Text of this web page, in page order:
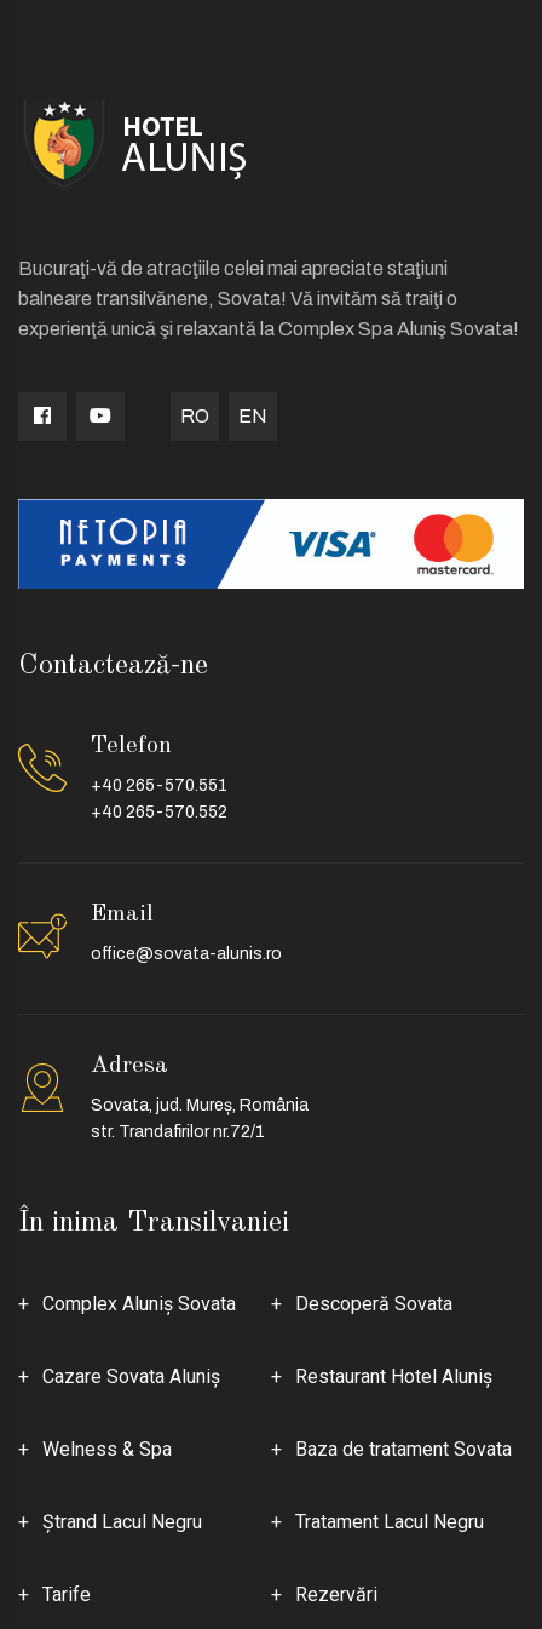
Bucuraţi-vă de atracţiile celei mai apreciate staţiuni
balneare transilvănene, Sovata! Vă invităm să traiţi o
experienţă unică şi relaxantă la Complex Spa Aluniş Sovata!
RO EN
În inima Transilvaniei
Complex Aluniş Sovata Descoperă Sovata
Cazare Sovata Aluniş Restaurant Hotel Aluniş
Welness & Spa Baza de tratament Sovata
Ştrand Lacul Negru Tratament Lacul Negru
Tarife Rezervări
Contactează-ne
Telefon
+40 265-570.551
+40 265-570.552
Email
office@sovata-alunis.ro
Adresa
Sovata, jud. Mureș, România
str. Trandafirilor nr.72/1